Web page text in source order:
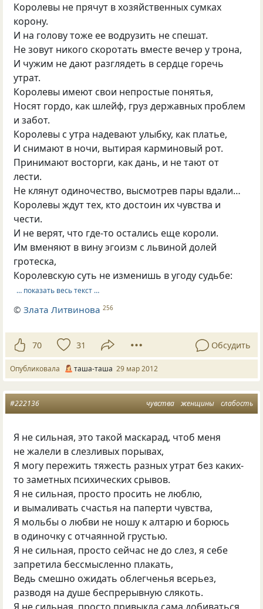
Королевы не прячут в хозяйственных сумках
корону.
И на голову тоже ее водрузить не спешат.
Не зовут никого скоротать вместе вечер у трона,
И чужим не дают разглядеть в сердце горечь
утрат.
Королевы имеют свои непростые понятья,
Носят гордо, как шлейф, груз державных проблем
и забот.
Королевы с утра надевают улыбку, как платье,
И снимают в ночи, вытирая карминовый рот.
Принимают восторги, как дань, и не тают от
лести.
Не клянут одиночество, высмотрев пары вдали…
Королевы ждут тех, кто достоин их чувства и
чести.
И не верят, что где-то остались еще короли.
Им вменяют в вину эгоизм с львиной долей
гротеска,
Королевскую суть не изменишь в угоду судьбе:
… показать весь текст …
©Злата Литвинова 256
70 31 Обсудить
Опубликовала таша-таша 29 мар 2012
чувства женщины слабость
#222136
Я не сильная, это такой маскарад, чтоб меня
не жалели в слезливых порывах,
Я могу пережить тяжесть разных утрат без каких-
то заметных психических срывов.
Я не сильная, просто просить не люблю,
и вымаливать счастья на паперти чувства,
Я мольбы о любви не ношу к алтарю и борюсь
в одиночку с отчаянной грустью.
Я не сильная, просто сейчас не до слез, я себе
запретила бессмысленно плакать,
Ведь смешно ожидать облегченья всерьез,
разводя на душе беспрерывную слякоть.